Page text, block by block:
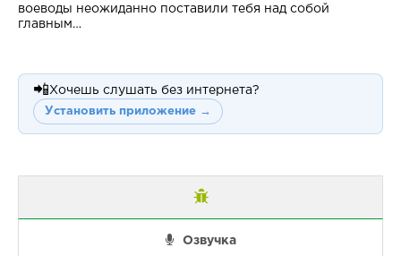
воеводы неожиданно поставили тебя над собой
главным…
📲 Хочешь слушать без интернета?
Установить приложение →
Озвучка